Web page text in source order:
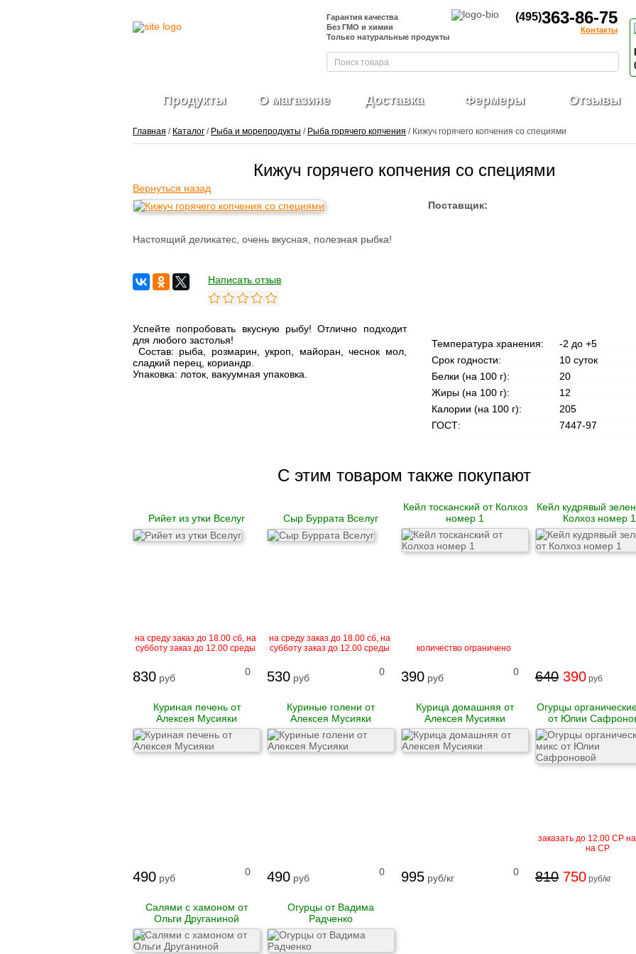
Гарантия качества
Без ГМО и химии
Только натуральные продукты
(495)363-86-75
Контакты
Продукты
свежие
Ягоды
замороженные
Овощи свежие
Салатные миксы
Овощи
замороженные
Свежие зелень и
Овощи сушеные
Семена
Молоко
Кефир
Из коровьего молока
Из козьего молока
Перепела
Гусь
Говядина
Баранина
Телятина
Крольчатина
Сало
Цыпленок корнишон
замороженный
замороженные
Манты
Наггетсы
Сырники и запеканки
О магазине Доставка Фермеры Отзывы
Главная / Каталог / Рыба и морепродукты / Рыба горячего копчения / Кижуч горячего копчения со специями
Кижуч горячего копчения со специями
Вернуться назад
Поставщик:
Настоящий деликатес, очень вкусная, полезная рыбка!
Написать отзыв
Успейте попробовать вкусную рыбу! Отлично подходит
для любого застолья!
Состав: рыба, розмарин, укроп, майоран, чеснок мол,
сладкий перец, кориандр.
Упаковка: лоток, вакуумная упаковка.
Температура хранения:
-2 до +5
Срок годности:
10 суток
Белки (на 100 г):
20
Жиры (на 100 г):
12
Калории (на 100 г):
205
ГОСТ:
7447-97
С этим товаром также покупают
Рийет из утки Вселуг
на среду заказ до 18.00 сб, на
субботу заказ до 12.00 среды
830 руб
0
Сыр Буррата Вселуг
на среду заказ до 18.00 сб, на
субботу заказ до 12.00 среды
530 руб
0
Кейл тосканский от Колхоз
номер 1
количество ограничено
390 руб
0
Кейл кудрявый
Колхоз номер 1
640 390 руб
Куриная печень от
Алексея Мусияки
490 руб
0
Куриные голени от
Алексея Мусияки
490 руб
0
Курица домашняя от
Алексея Мусияки
995 руб/кг
0
Огурцы
от Юлии
заказать до 12.00 СР
на СР
810 750 руб/кг
Салями с хамоном от
Ольги Друганиной
X
Огурцы от Вадима
Радченко